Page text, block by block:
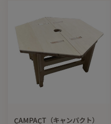
CAMPACT（キャンパクト）